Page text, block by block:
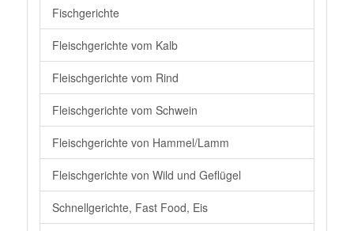
Fischgerichte
Fleischgerichte vom Kalb
Fleischgerichte vom Rind
Fleischgerichte vom Schwein
Fleischgerichte von Hammel/Lamm
Fleischgerichte von Wild und Geflügel
Schnellgerichte, Fast Food, Eis